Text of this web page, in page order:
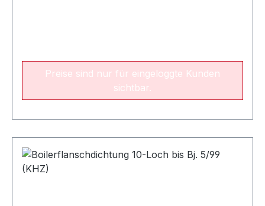
Preise sind nur für eingeloggte Kunden
sichtbar.